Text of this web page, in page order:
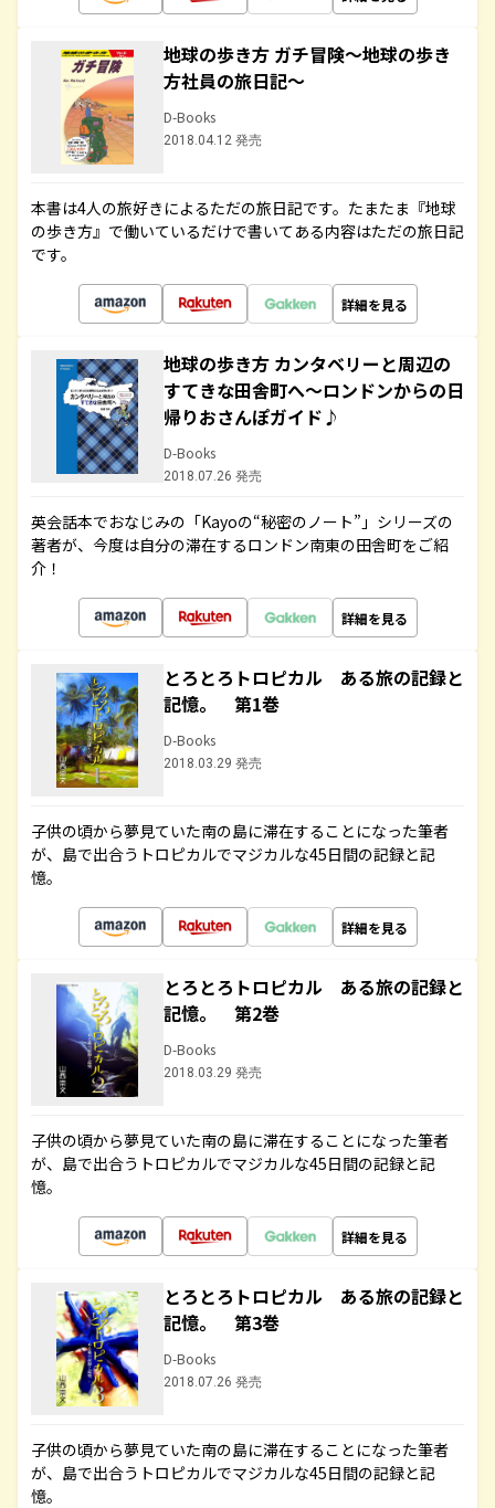
地球の歩き方 ガチ冒険～地球の歩き
方社員の旅日記～
D-Books
2018.04.12 発売
本書は4人の旅好きによるただの旅日記です。たまたま『地球
の歩き方』で働いているだけで書いてある内容はただの旅日記
です。
詳細を見る
地球の歩き方 カンタベリーと周辺の
すてきな田舎町へ～ロンドンからの日
帰りおさんぽガイド♪
D-Books
2018.07.26 発売
英会話本でおなじみの「Kayoの“秘密のノート”」シリーズの
著者が、今度は自分の滞在するロンドン南東の田舎町をご紹
介！
詳細を見る
とろとろトロピカル ある旅の記録と
記憶。 第1巻
D-Books
2018.03.29 発売
子供の頃から夢見ていた南の島に滞在することになった筆者
が、島で出合うトロピカルでマジカルな45日間の記録と記
憶。
詳細を見る
とろとろトロピカル ある旅の記録と
記憶。 第2巻
D-Books
2018.03.29 発売
子供の頃から夢見ていた南の島に滞在することになった筆者
が、島で出合うトロピカルでマジカルな45日間の記録と記
憶。
詳細を見る
とろとろトロピカル ある旅の記録と
記憶。 第3巻
D-Books
2018.07.26 発売
子供の頃から夢見ていた南の島に滞在することになった筆者
が、島で出合うトロピカルでマジカルな45日間の記録と記
憶。